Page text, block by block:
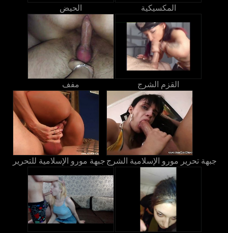
الحيض المكسيكية
مفف القزم الشرج
جبهة مورو الإسلامية للتحرير جبهة تحرير مورو الإسلامية الشرج